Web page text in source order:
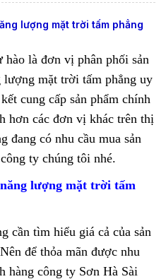
lượng mặt trời tấm phẳng
là đơn vị phân phối sản
lượng mặt trời tấm phẳng uy
cung cấp sản phẩm chính
hơn các đơn vị khác trên thị
đang có nhu cầu mua sản
ty chúng tôi nhé.
lượng mặt trời tấm
cần tìm hiểu giá cả của sản
để thỏa mãn được nhu
hàng công ty Sơn Hà Sài